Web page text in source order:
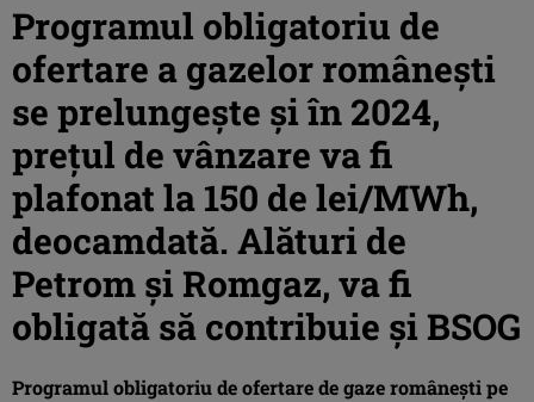
Programul obligatoriu de
ofertare a gazelor românești
se prelungește și în 2024,
prețul de vânzare va fi
plafonat la 150 de lei/MWh,
deocamdată. Alături de
Petrom și Romgaz, va fi
obligată să contribuie și BSOG
Programul obligatoriu de ofertare de gaze românești pe